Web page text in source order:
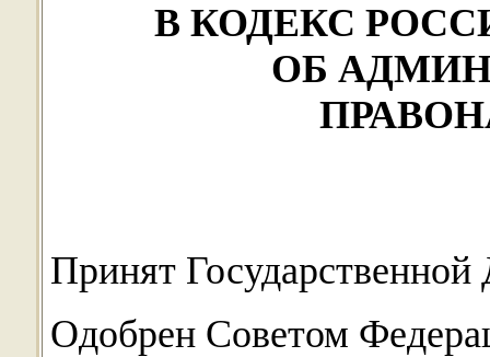
В КОДЕКС
ОБ
Принят
Одобрен Советом